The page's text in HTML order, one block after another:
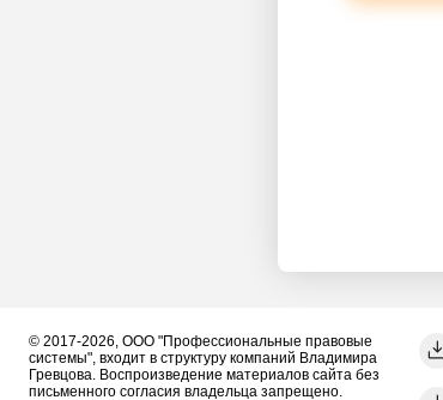
© 2017-2026, ООО "Профессиональные правовые
системы", входит в структуру компаний Владимира
Гревцова. Воспроизведение материалов сайта без
письменного согласия владельца запрещено.